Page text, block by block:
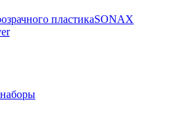
пластикаSONAX